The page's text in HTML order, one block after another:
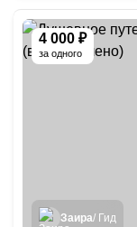
4 000 ₽
за одного
Заира/ Гид